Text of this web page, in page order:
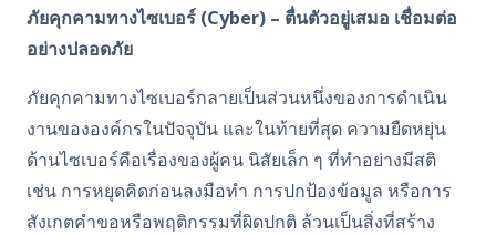
ภัยคุกคามทางไซเบอร์ (Cyber) – ตื่นตัวอยู่เสมอ เชื่อมต่อ
อย่างปลอดภัย
ภัยคุกคามทางไซเบอร์กลายเป็นส่วนหนึ่งของการดำเนิน
งานขององค์กรในปัจจุบัน และในท้ายที่สุด ความยืดหยุ่น
ด้านไซเบอร์คือเรื่องของผู้คน นิสัยเล็ก ๆ ที่ทำอย่างมีสติ
เช่น การหยุดคิดก่อนลงมือทำ การปกป้องข้อมูล หรือการ
สังเกตคำขอหรือพฤติกรรมที่ผิดปกติ ล้วนเป็นสิ่งที่สร้าง